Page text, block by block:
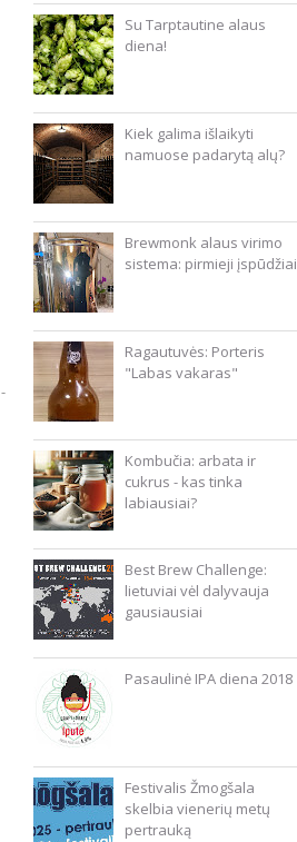
Su Tarptautine alaus
diena!
Kiek galima išlaikyti
namuose padarytą alų?
Brewmonk alaus virimo
sistema: pirmieji įspūdžiai
Ragautuvės: Porteris
"Labas vakaras"
Kombučia: arbata ir
cukrus - kas tinka
labiausiai?
Best Brew Challenge:
lietuviai vėl dalyvauja
gausiausiai
Pasaulinė IPA diena 2018
Festivalis Žmogšala
skelbia vienerių metų
pertrauką